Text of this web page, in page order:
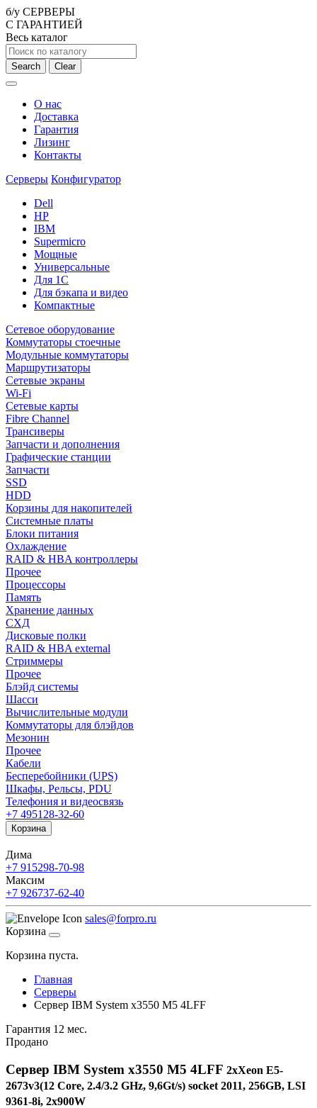
б/у СЕРВЕРЫ
С ГАРАНТИЕЙ
Весь каталог
Search Clear
О нас
Доставка
Гарантия
Лизинг
Контакты
Серверы Конфигуратор
Dell
HP
IBM
Supermicro
Мощные
Универсальные
Для 1С
Для бэкапа и видео
Компактные
Сетевое оборудование
Коммутаторы стоечные
Модульные коммутаторы
Маршрутизаторы
Сетевые экраны
Wi-Fi
Сетевые карты
Fibre Channel
Трансиверы
Запчасти и дополнения
Графические станции
Запчасти
SSD
HDD
Корзины для накопителей
Системные платы
Блоки питания
Охлаждение
RAID & HBA контроллеры
Прочее
Процессоры
Память
Хранение данных
СХД
Дисковые полки
RAID & HBA external
Стриммеры
Прочее
Блэйд системы
Шасси
Вычислительные модули
Коммутаторы для блэйдов
Мезонин
Прочее
Кабели
Бесперебойники (UPS)
Шкафы, Рельсы, PDU
Телефония и видеосвязь
+7 495128-32-60
Корзина
Дима
+7 915298-70-98
Максим
+7 926737-62-40
sales@forpro.ru
Корзина
Корзина пуста.
Главная
Серверы
Сервер IBM System x3550 M5 4LFF
Гарантия 12 мес.
Продано
Сервер IBM System x3550 M5 4LFF 2xXeon E5-
2673v3(12 Core, 2.4/3.2 GHz, 9,6Gt/s) socket 2011, 256GB, LSI
9361-8i, 2x900W